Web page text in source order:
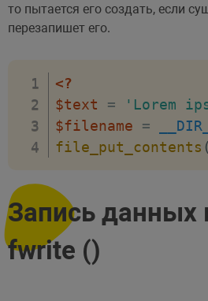
то пытается его создать, если
перезапишет его.
<?
$text
=
'Lorem
$filename
=
file_put_contents (
Запись данных
fwrite ()